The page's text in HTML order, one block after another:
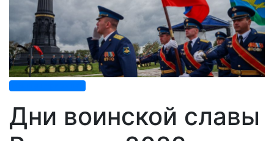
Дни воинской славы